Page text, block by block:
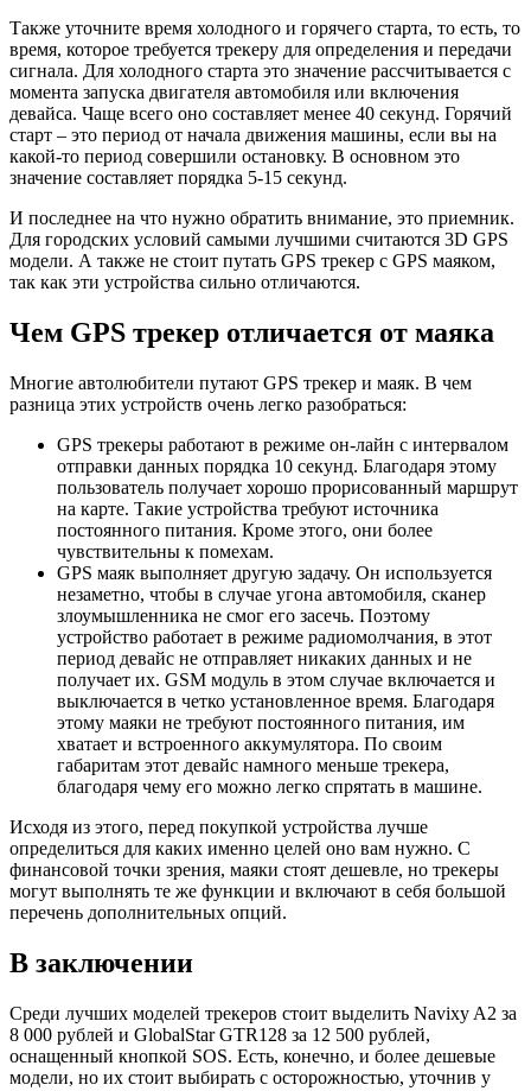
Также уточните время холодного и горячего старта, то есть, то
время, которое требуется трекеру для определения и передачи
сигнала. Для холодного старта это значение рассчитывается с
момента запуска двигателя автомобиля или включения
девайса. Чаще всего оно составляет менее 40 секунд. Горячий
старт – это период от начала движения машины, если вы на
какой-то период совершили остановку. В основном это
значение составляет порядка 5-15 секунд.
И последнее на что нужно обратить внимание, это приемник.
Для городских условий самыми лучшими считаются 3D GPS
модели. А также не стоит путать GPS трекер с GPS маяком,
так как эти устройства сильно отличаются.
Чем GPS трекер отличается от маяка
Многие автолюбители путают GPS трекер и маяк. В чем
разница этих устройств очень легко разобраться:
GPS трекеры работают в режиме он-лайн с интервалом
отправки данных порядка 10 секунд. Благодаря этому
пользователь получает хорошо прорисованный маршрут
на карте. Такие устройства требуют источника
постоянного питания. Кроме этого, они более
чувствительны к помехам.
GPS маяк выполняет другую задачу. Он используется
незаметно, чтобы в случае угона автомобиля, сканер
злоумышленника не смог его засечь. Поэтому
устройство работает в режиме радиомолчания, в этот
период девайс не отправляет никаких данных и не
получает их. GSM модуль в этом случае включается и
выключается в четко установленное время. Благодаря
этому маяки не требуют постоянного питания, им
хватает и встроенного аккумулятора. По своим
габаритам этот девайс намного меньше трекера,
благодаря чему его можно легко спрятать в машине.
Исходя из этого, перед покупкой устройства лучше
определиться для каких именно целей оно вам нужно. С
финансовой точки зрения, маяки стоят дешевле, но трекеры
могут выполнять те же функции и включают в себя большой
перечень дополнительных опций.
В заключении
Среди лучших моделей трекеров стоит выделить Navixy A2 за
8 000 рублей и GlobalStar GTR128 за 12 500 рублей,
оснащенный кнопкой SOS. Есть, конечно, и более дешевые
модели, но их стоит выбирать с осторожностью, уточнив у